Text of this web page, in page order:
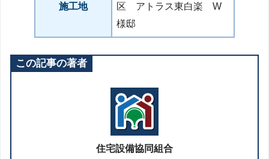
施工地
区 アトラス東白楽 W
様邸
この記事の著者
住宅設備協同組合